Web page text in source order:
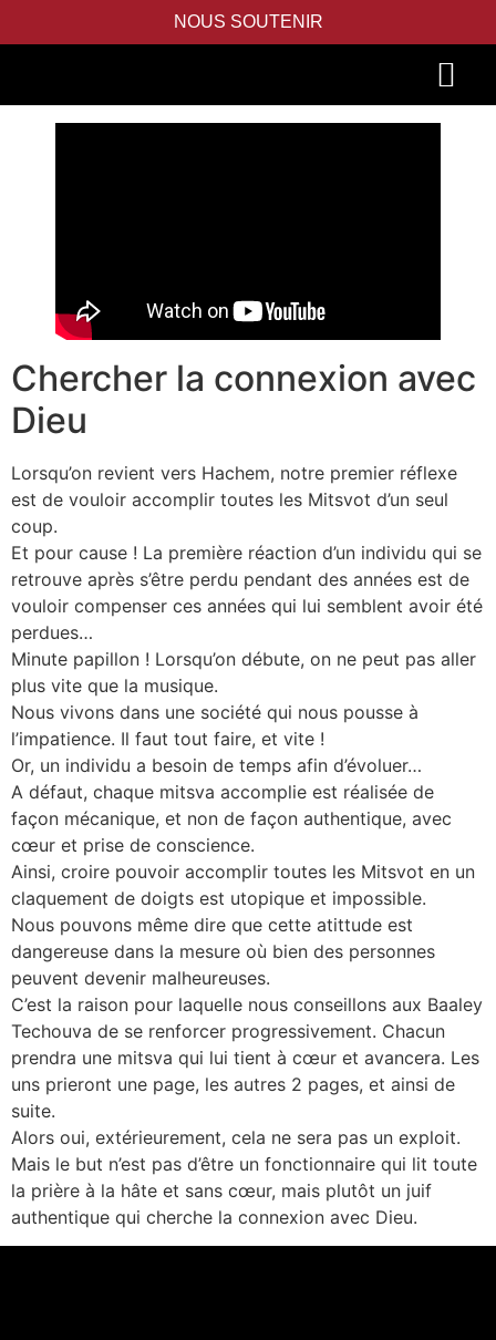
NOUS SOUTENIR
Chercher la connexion avec
Dieu
Lorsqu’on revient vers Hachem, notre premier réflexe
est de vouloir accomplir toutes les Mitsvot d’un seul
coup.
Et pour cause ! La première réaction d’un individu qui se
retrouve après s’être perdu pendant des années est de
vouloir compenser ces années qui lui semblent avoir été
perdues…
Minute papillon ! Lorsqu’on débute, on ne peut pas aller
plus vite que la musique.
Nous vivons dans une société qui nous pousse à
l’impatience. Il faut tout faire, et vite !
Or, un individu a besoin de temps afin d’évoluer…
A défaut, chaque mitsva accomplie est réalisée de
façon mécanique, et non de façon authentique, avec
cœur et prise de conscience.
Ainsi, croire pouvoir accomplir toutes les Mitsvot en un
claquement de doigts est utopique et impossible.
Nous pouvons même dire que cette atittude est
dangereuse dans la mesure où bien des personnes
peuvent devenir malheureuses.
C’est la raison pour laquelle nous conseillons aux Baaley
Techouva de se renforcer progressivement. Chacun
prendra une mitsva qui lui tient à cœur et avancera. Les
uns prieront une page, les autres 2 pages, et ainsi de
suite.
Alors oui, extérieurement, cela ne sera pas un exploit.
Mais le but n’est pas d’être un fonctionnaire qui lit toute
la prière à la hâte et sans cœur, mais plutôt un juif
authentique qui cherche la connexion avec Dieu.